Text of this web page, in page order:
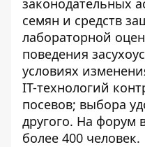
законодательных
семян и средств
лабораторной
поведения
условиях
IT-технологий
посевов; выбора
другого. На форум
более 400 человек.